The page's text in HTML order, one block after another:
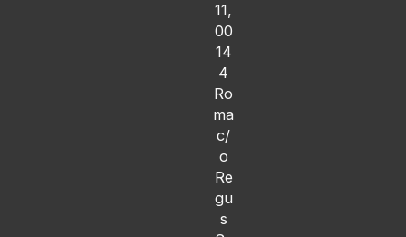
11,
00
14
4
Ro
ma
c/
o
Re
gu
s